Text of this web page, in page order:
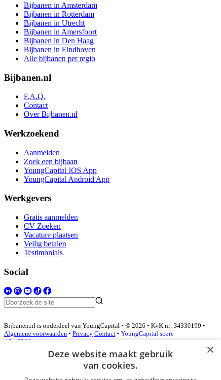
Bijbanen in Amsterdam
Bijbanen in Rotterdam
Bijbanen in Utrecht
Bijbanen in Amersfoort
Bijbanen in Den Haag
Bijbanen in Eindhoven
Alle bijbanen per regio
Bijbanen.nl
F.A.Q.
Contact
Over Bijbanen.nl
Werkzoekend
Aanmelden
Zoek een bijbaan
YoungCapital IOS App
YoungCapital Android App
Werkgevers
Gratis aanmelden
CV Zoeken
Vacature plaatsen
Veilig betalen
Testimonials
Social
Bijbanen.nl is onderdeel van YoungCapital • © 2026 • KvK nr: 34330199 •
Algemene voorwaarden • Privacy Contact • YoungCapital score
4.3 - 3366 reviews
Inloggen als bedrijf
×
Deze website maakt gebruik
van cookies.